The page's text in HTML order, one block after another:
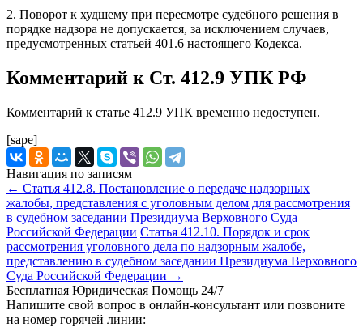
2. Поворот к худшему при пересмотре судебного решения в
порядке надзора не допускается, за исключением случаев,
предусмотренных статьей 401.6 настоящего Кодекса.
Комментарий к Ст. 412.9 УПК РФ
Комментарий к статье 412.9 УПК временно недоступен.
[sape]
Навигация по записям
← Статья 412.8. Постановление о передаче надзорных
жалобы, представления с уголовным делом для рассмотрения
в судебном заседании Президиума Верховного Суда
Российской Федерации Статья 412.10. Порядок и срок
рассмотрения уголовного дела по надзорным жалобе,
представлению в судебном заседании Президиума Верховного
Суда Российской Федерации →
Бесплатная Юридическая Помощь 24/7
Напишите свой вопрос в онлайн-консультант или позвоните
на номер горячей линии: